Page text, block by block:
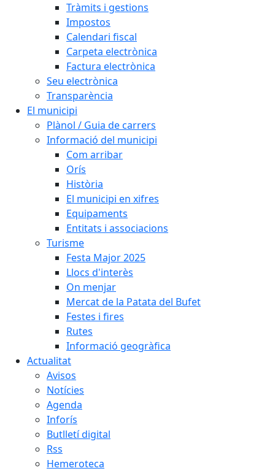
Tràmits i gestions
Impostos
Calendari fiscal
Carpeta electrònica
Factura electrònica
Seu electrònica
Transparència
El municipi
Plànol / Guia de carrers
Informació del municipi
Com arribar
Orís
Història
El municipi en xifres
Equipaments
Entitats i associacions
Turisme
Festa Major 2025
Llocs d'interès
On menjar
Mercat de la Patata del Bufet
Festes i fires
Rutes
Informació geogràfica
Actualitat
Avisos
Notícies
Agenda
Inforís
Butlletí digital
Rss
Hemeroteca